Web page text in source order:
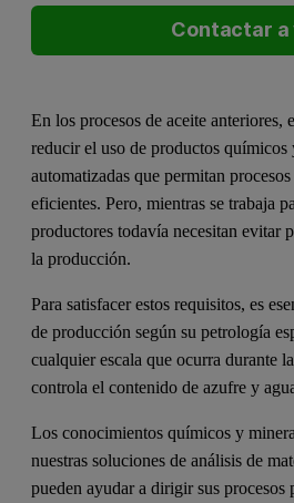
Contactar a
En los procesos de aceite anteriores,
reducir el uso de productos químicos
automatizadas que permitan
eficientes. Pero, mientras se trabaja
productores todavía necesitan evitar
la producción.
Para satisfacer estos requisitos, es
de producción según su petrología
cualquier escala que ocurra durante
controla el contenido de azufre y
Los conocimientos químicos y
nuestras soluciones de análisis de
pueden ayudar a dirigir sus